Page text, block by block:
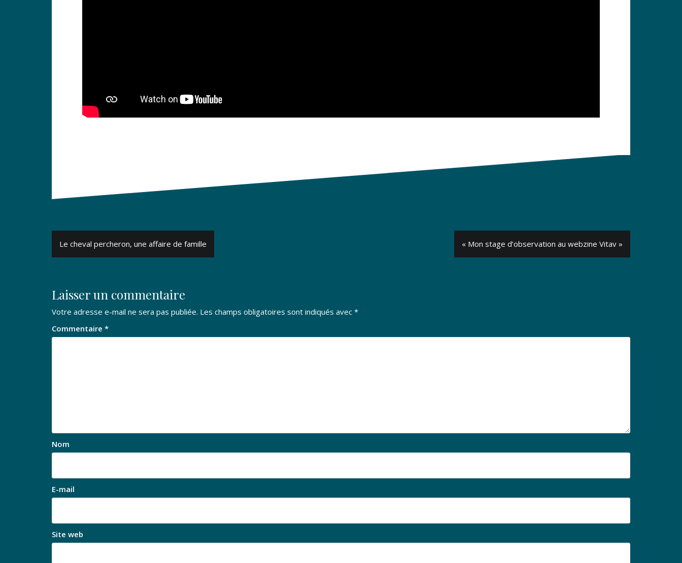
Navigation
de
Le cheval percheron, une affaire de famille « Mon stage d’observation au webzine Vitav »
Laisser un commentaire
Votre adresse e-mail ne sera pas publiée. Les champs obligatoires sont indiqués avec *
Commentaire *
Nom
E-mail
Site web